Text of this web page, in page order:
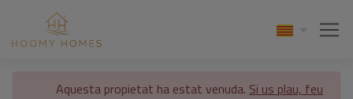
Aquesta propietat ha estat venuda. Si us plau, feu